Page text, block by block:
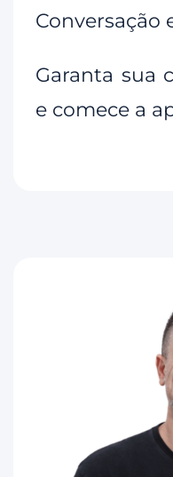
Conversação
Garanta sua
e comece a